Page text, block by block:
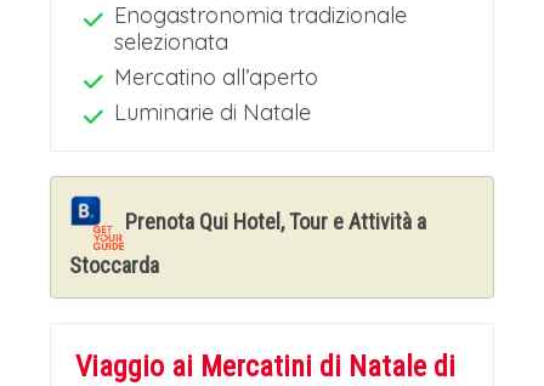
Enogastronomia tradizionale
selezionata
Mercatino all’aperto
Luminarie di Natale
Prenota Qui Hotel, Tour e Attività a
Stoccarda
Viaggio ai Mercatini di Natale di